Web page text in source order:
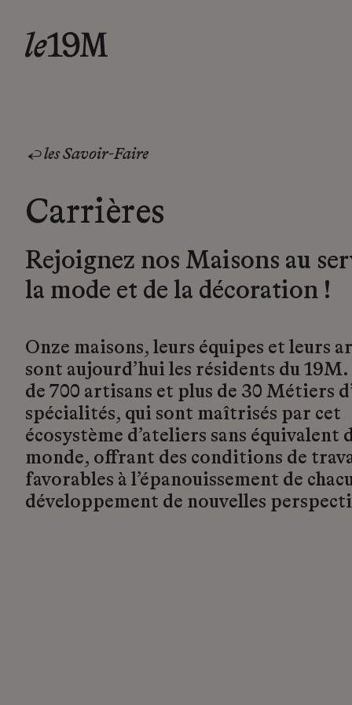
les Savoir-Faire
Carrières
Rejoignez nos Maisons au
la mode et de la décoration !
Onze maisons, leurs équipes et leurs
sont aujourd’hui les résidents du
de 700 artisans et plus de 30 Métiers
spécialités, qui sont maîtrisés par cet
écosystème d’ateliers sans équivalent
monde, offrant des conditions de
favorables à l’épanouissement de
développement de nouvelles